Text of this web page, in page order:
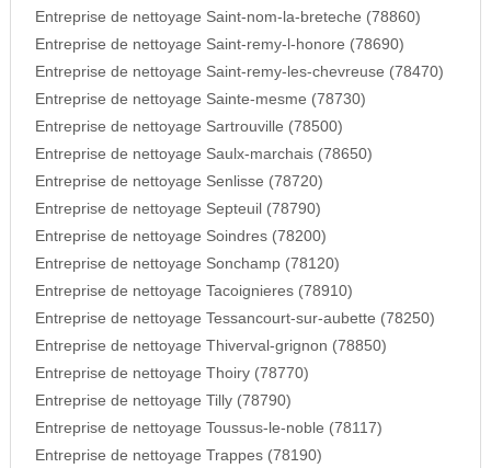
Entreprise de nettoyage Saint-nom-la-breteche (78860)
Entreprise de nettoyage Saint-remy-l-honore (78690)
Entreprise de nettoyage Saint-remy-les-chevreuse (78470)
Entreprise de nettoyage Sainte-mesme (78730)
Entreprise de nettoyage Sartrouville (78500)
Entreprise de nettoyage Saulx-marchais (78650)
Entreprise de nettoyage Senlisse (78720)
Entreprise de nettoyage Septeuil (78790)
Entreprise de nettoyage Soindres (78200)
Entreprise de nettoyage Sonchamp (78120)
Entreprise de nettoyage Tacoignieres (78910)
Entreprise de nettoyage Tessancourt-sur-aubette (78250)
Entreprise de nettoyage Thiverval-grignon (78850)
Entreprise de nettoyage Thoiry (78770)
Entreprise de nettoyage Tilly (78790)
Entreprise de nettoyage Toussus-le-noble (78117)
Entreprise de nettoyage Trappes (78190)